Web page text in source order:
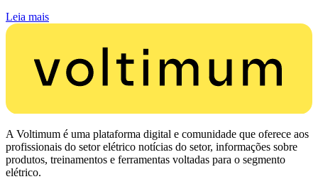
Leia mais
A Voltimum é uma plataforma digital e comunidade que oferece aos
profissionais do setor elétrico notícias do setor, informações sobre
produtos, treinamentos e ferramentas voltadas para o segmento
elétrico.